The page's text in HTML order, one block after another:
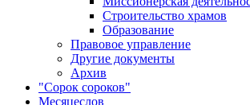
Строительство храмов
Образование
Правовое управление
Другие документы
Архив
"Сорок сороков"
Месяцеслов